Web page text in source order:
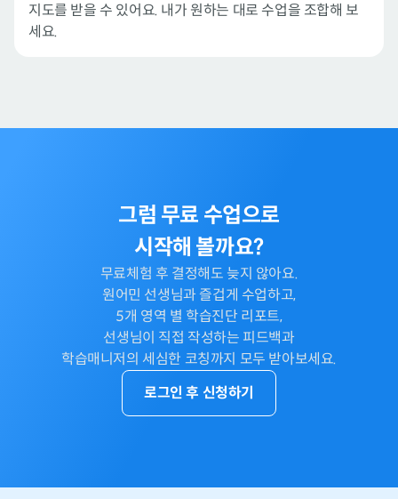
지도를 받을 수 있어요. 내가 원하는 대로 수업을 조합해 보
세요.
그럼 무료 수업으로
시작해 볼까요?
무료체험 후 결정해도 늦지 않아요.
원어민 선생님과 즐겁게 수업하고,
5개 영역 별 학습진단 리포트,
선생님이 직접 작성하는 피드백과
학습매니저의 세심한 코칭까지 모두 받아보세요.
로그인 후 신청하기